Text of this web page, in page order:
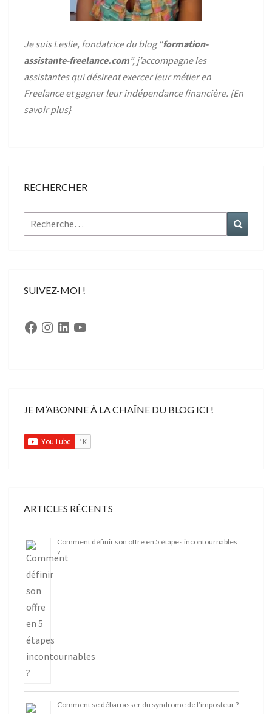
Je suis Leslie, fondatrice du blog “formation-
assistante-freelance.com”, j’accompagne les
assistantes qui désirent exercer leur métier en
Freelance et gagner leur indépendance financière. {En
savoir plus}
RECHERCHER
Rechercher :
SUIVEZ-MOI !
Facebook
Instagram
LinkedInYouTube
JE M’ABONNE À LA CHAÎNE DU BLOG ICI !
ARTICLES RÉCENTS
Comment définir son offre en 5 étapes incontournables
?
Comment se débarrasser du syndrome de l’imposteur ?